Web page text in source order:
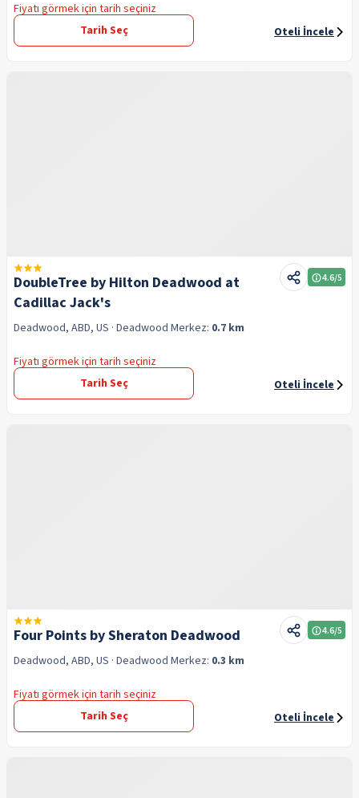
Fiyatı görmek için tarih seçiniz
Tarih Seç
Oteli İncele
DoubleTree by Hilton Deadwood at
Cadillac Jack's
4.6/5
Deadwood, ABD, US · Deadwood Merkez: 0.7 km
Fiyatı görmek için tarih seçiniz
Tarih Seç
Oteli İncele
Four Points by Sheraton Deadwood 4.6/5
Deadwood, ABD, US · Deadwood Merkez: 0.3 km
Fiyatı görmek için tarih seçiniz
Tarih Seç
Oteli İncele